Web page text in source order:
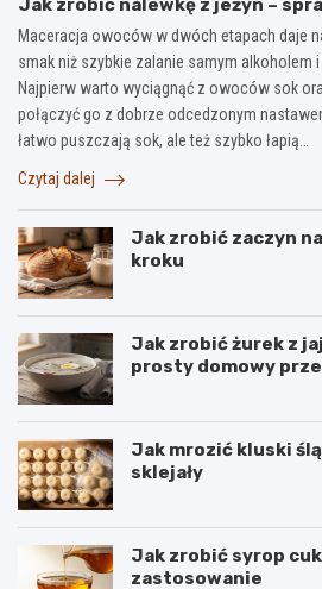
Jak zrobić nalewkę z jeżyn –
Maceracja owoców w dwóch etapach daje
smak niż szybkie zalanie samym alkoholem
Najpierw warto wyciągnąć z owoców sok
połączyć go z dobrze odcedzonym
łatwo puszczają sok, ale też szybko łapią…
Czytaj dalej
Jak zrobić zaczyn
kroku
Jak zrobić żurek z
prosty domowy
Jak mrozić kluski
sklejały
Jak zrobić syrop
zastosowanie